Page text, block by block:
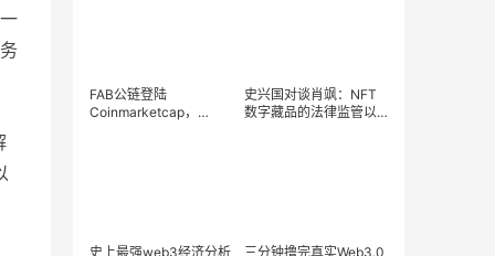
FAB公链登陆
Coinmarketcap，
史兴国对谈肖飒：NFT
数字藏品的法律监管以
史上最强web3经济分析
三分钟撸完真实Web3.0